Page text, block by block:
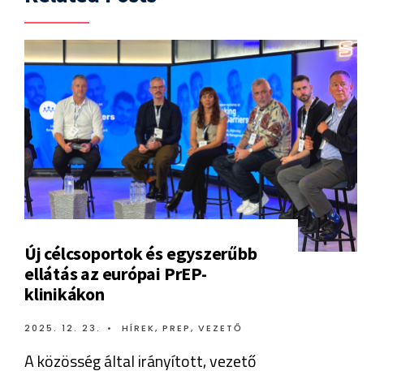
Új célcsoportok és egyszerűbb
ellátás az európai PrEP-
klinikákon
2025. 12. 23. • HÍREK, PREP, VEZETŐ
A közösség által irányított, vezető